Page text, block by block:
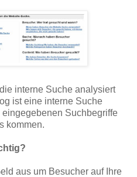
interne Suche analysiert
ist eine interne Suche
Suchbegriffe
kommen.
aus um Besucher auf Ihre